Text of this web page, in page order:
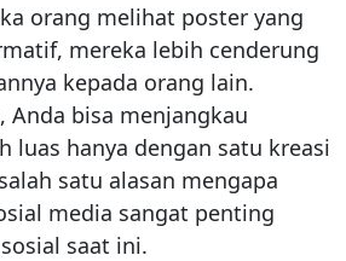
orang melihat poster yang
mereka lebih cenderung
kepada orang lain.
Anda bisa menjangkau
luas hanya dengan satu kreasi
satu alasan mengapa
media sangat penting
saat ini.